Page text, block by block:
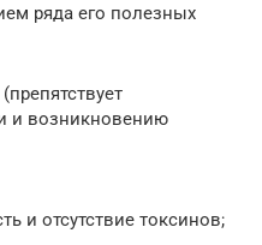
ряда его полезных
и возникновению
и отсутствие токсинов;